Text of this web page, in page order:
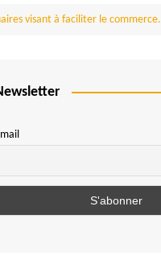
visant à faciliter le commerce.